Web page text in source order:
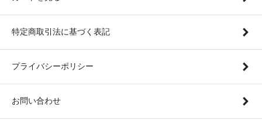
特定商取引法に基づく表記
プライバシーポリシー
お問い合わせ